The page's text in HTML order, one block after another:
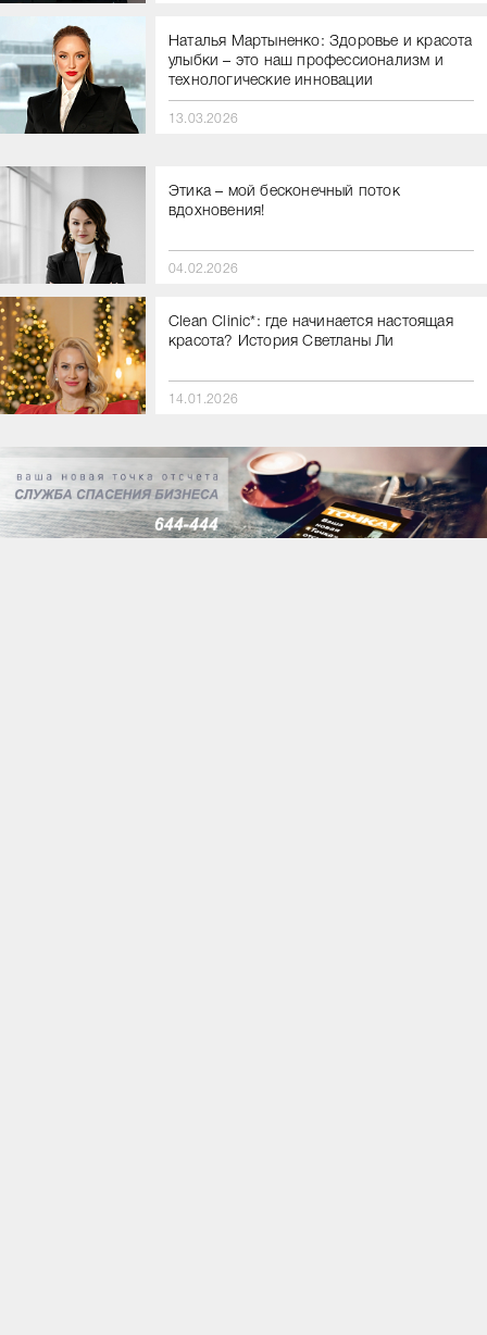
Наталья Мартыненко: Здоровье и красота
улыбки – это наш профессионализм и
технологические инновации
13.03.2026
Этика – мой бесконечный поток
вдохновения!
04.02.2026
Clean Clinic*: где начинается настоящая
красота? История Светланы Ли
14.01.2026